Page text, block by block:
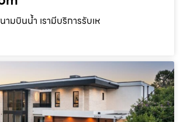
มบินน้ำ เรามีบริการรับเห